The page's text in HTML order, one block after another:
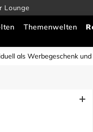
Lounge
Themenwelten
als Werbegeschenk